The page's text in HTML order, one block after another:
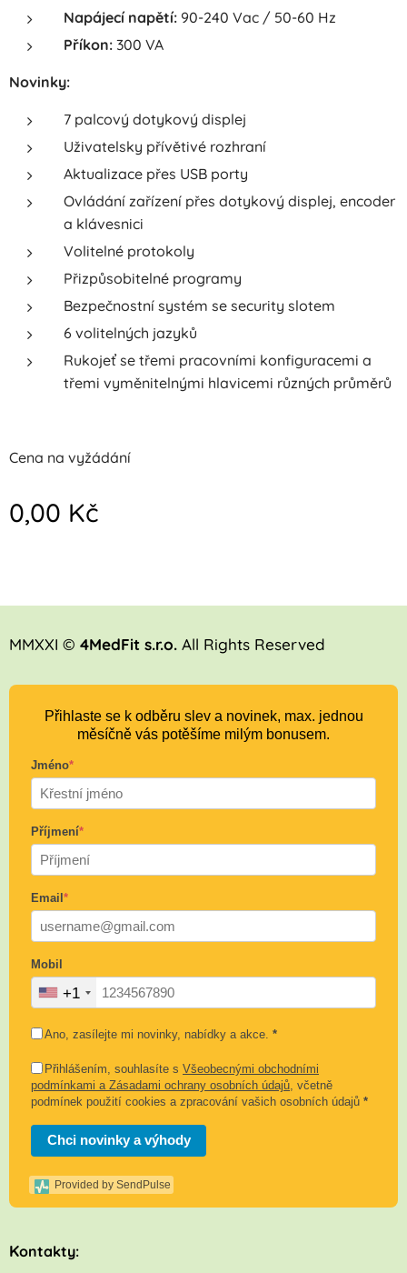
Napájecí napětí: 90-240 Vac / 50-60 Hz
Příkon: 300 VA
Novinky:
7 palcový dotykový displej
Uživatelsky přívětivé rozhraní
Aktualizace přes USB porty
Ovládání zařízení přes dotykový displej, encoder
a klávesnici
Volitelné protokoly
Přizpůsobitelné programy
Bezpečnostní systém se security slotem
6 volitelných jazyků
Rukojeť se třemi pracovními konfiguracemi a
třemi vyměnitelnými hlavicemi různých průměrů
Cena na vyžádání
0,00 Kč
MMXXI © 4MedFit s.r.o. All Rights Reserved
Přihlaste se k odběru slev a novinek, max. jednou
měsíčně vás potěšíme milým bonusem.
Jméno*
Příjmení*
Email *
Mobil
+1
Ano, zasílejte mi novinky, nabídky a akce. *
Přihlášením, souhlasíte s Všeobecnými obchodními
podmínkami a Zásadami ochrany osobních údajů, včetně
podmínek použití cookies a zpracování vašich osobních údajů *
Chci novinky a výhody
Provided by SendPulse
Kontakty: